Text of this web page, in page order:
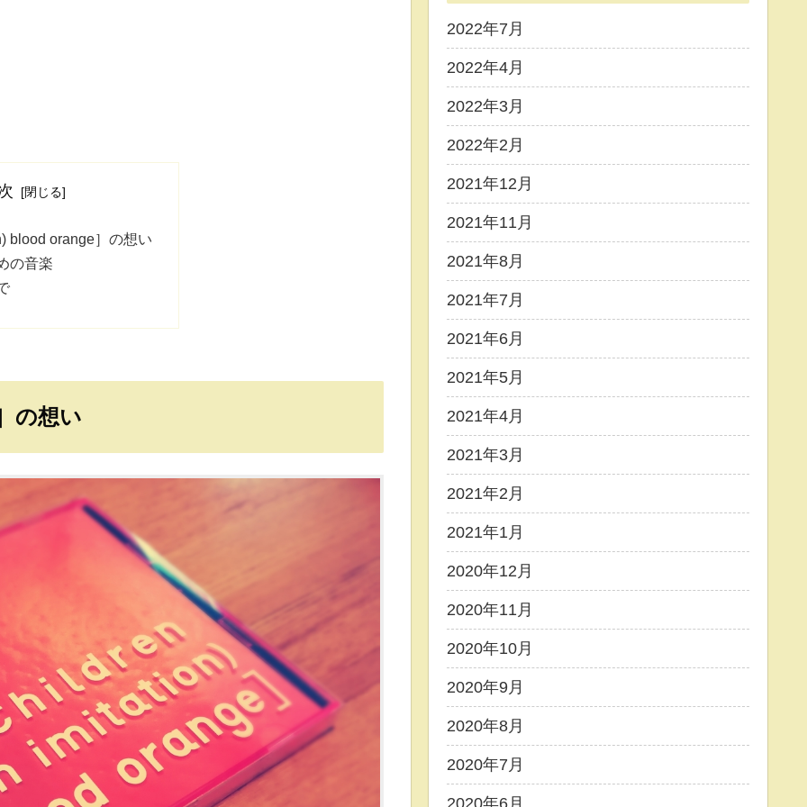
blood orange］の想い
の音楽
の想い
2022年7月
2022年4月
2022年3月
2022年2月
2021年12月
2021年11月
2021年8月
2021年7月
2021年6月
2021年5月
2021年4月
2021年3月
2021年2月
2021年1月
2020年12月
2020年11月
2020年10月
2020年9月
2020年8月
2020年7月
2020年6月